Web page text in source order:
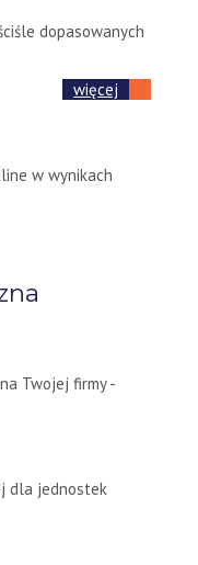
dopasowanych
więcej
w wynikach
Twojej firmy -
dla jednostek